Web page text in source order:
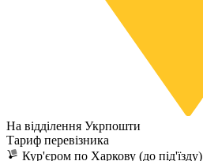
На відділення Укрпошти
Тариф перевізника
Кур'єром по Харкову (до під'їзду)